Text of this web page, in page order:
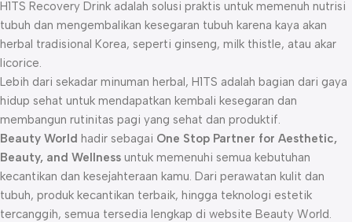
H1TS Recovery Drink adalah solusi praktis untuk memenuh nutrisi
tubuh dan mengembalikan kesegaran tubuh karena kaya akan
herbal tradisional Korea, seperti ginseng, milk thistle, atau akar
licorice.
Lebih dari sekadar minuman herbal, H1TS adalah bagian dari gaya
hidup sehat untuk mendapatkan kembali kesegaran dan
membangun rutinitas pagi yang sehat dan produktif.
Beauty World hadir sebagai One Stop Partner for Aesthetic,
Beauty, and Wellness untuk memenuhi semua kebutuhan
kecantikan dan kesejahteraan kamu. Dari perawatan kulit dan
tubuh, produk kecantikan terbaik, hingga teknologi estetik
tercanggih, semua tersedia lengkap di website Beauty World.